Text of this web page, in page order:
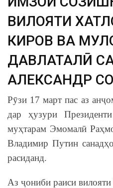
ВИЛОЯТИ
КИРОВ ВА
ДАВЛАТАЛӢ
АЛЕКСАНДР
Рӯзи 17 март пас аз
дар ҳузури
муҳтарам Эмомалӣ
Владимир Путин
расиданд.
Аз ҷониби раиси